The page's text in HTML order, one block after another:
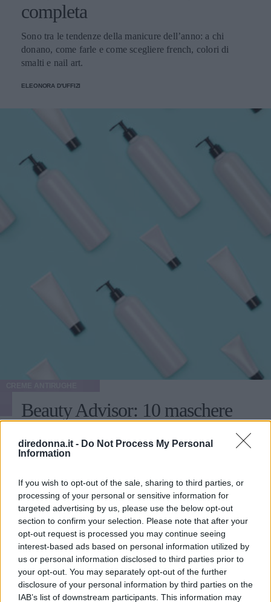
diredonna.it - Do Not Process My Personal
Information
If you wish to opt-out of the sale, sharing to third parties, or
processing of your personal or sensitive information for
targeted advertising by us, please use the below opt-out
section to confirm your selection. Please note that after your
opt-out request is processed you may continue seeing
interest-based ads based on personal information utilized by
us or personal information disclosed to third parties prior to
your opt-out. You may separately opt-out of the further
disclosure of your personal information by third parties on the
IAB’s list of downstream participants. This information may
completa
Sono tra le tendenze della manicure dell’anno: a chi
donano, come farle e come scegliere french, colori di
smalti e nail art.
ELEONORA D'UFFIZI
Beauty Advisor: 10 maschere
notte da provare
Caratteristiche, benefici, utilizzo e prezzi di un
secondo la redazione.
FRANCESCA ROMANA BUFFETTI